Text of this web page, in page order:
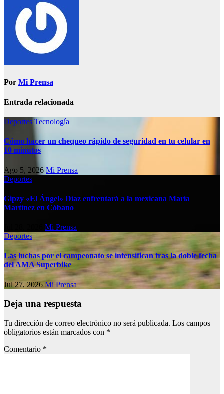
Por Mi Prensa
Entrada relacionada
Deportes Tecnología
Cómo hacer un chequeo rápido de seguridad en tu celular en
10 minutos
Ago 5, 2026 Mi Prensa
Deportes
Gipzy «El Ángel» Díaz enfrentará a la mexicana María
Martínez en Cóbano
Mi Prensa
Deportes
Las luchas por el campeonato se intensifican tras la doble fecha
del AMA Superbike
Jul 27, 2026Mi Prensa
Deja una respuesta
Tu dirección de correo electrónico no será publicada. Los campos
obligatorios están marcados con *
Comentario *